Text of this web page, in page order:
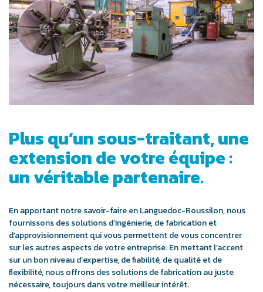
Plus qu’un sous-traitant, une
extension de votre équipe :
un véritable partenaire.
En apportant notre savoir-faire en Languedoc-Roussilon, nous
fournissons des solutions d’ingénierie, de fabrication et
d’approvisionnement qui vous permettent de vous concentrer
sur les autres aspects de votre entreprise. En mettant l’accent
sur un bon niveau d’expertise, de fiabilité, de qualité et de
flexibilité, nous offrons des solutions de fabrication au juste
nécessaire, toujours dans votre meilleur intérêt.